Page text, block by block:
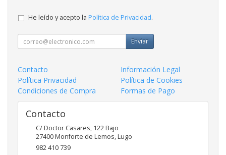
He leído y acepto la Política de Privacidad.
Enviar
Contacto
Información Legal
Política Privacidad
Política de Cookies
Condiciones de Compra
Formas de Pago
Contacto
C/ Doctor Casares, 122 Bajo
27400Monforte de Lemos,Lugo
982 410 739